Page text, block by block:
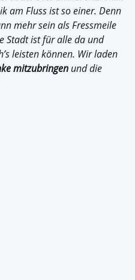
am Fluss ist so einer. Denn
mehr sein als Fressmeile
Stadt ist für alle da und
leisten können. Wir laden
mitzubringen und die